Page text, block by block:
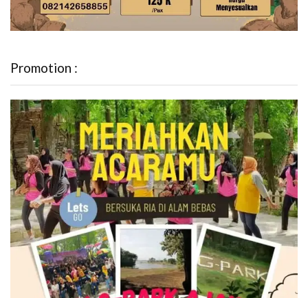
Promotion :